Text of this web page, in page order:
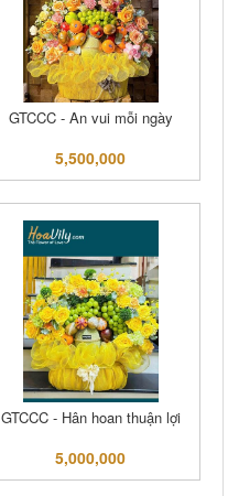
GTCCC - An vui mỗi ngày
5,500,000
GTCCC - Hân hoan thuận lợi
5,000,000